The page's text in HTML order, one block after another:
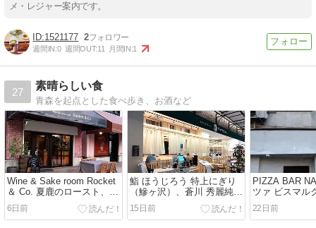
メ・レジャー案内です。
1521177 2
週間IN:0 週間OUT:11 月間IN:1
27
素晴らしい食
青森を起点とした食べ歩き、お酒など
Wine & Sake room Rocket
＆ Co. 夏鹿のロースト、鱸
のエスカベッシュ
6日前
鮨 ほうじろう 特上にぎり
（鰺ヶ沢）、蒼川 秀麗純
米、亀吉 特別純米辛口など
15日前
PIZZA BAR
ツァ ビスマル
マリネなど
22日前